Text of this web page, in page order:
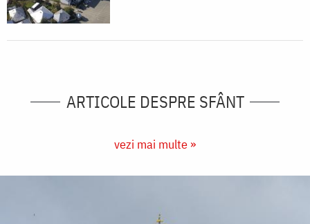
ARTICOLE DESPRE SFÂNT
vezi mai multe »